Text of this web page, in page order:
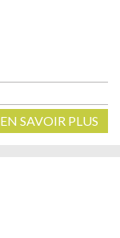
EN SAVOIR PLUS